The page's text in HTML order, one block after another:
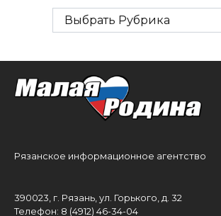
Рубрики
Рязанское информационное агентство
390023, г. Рязань, ул. Горького, д. 32
Телефон: 8 (4912) 46-34-04